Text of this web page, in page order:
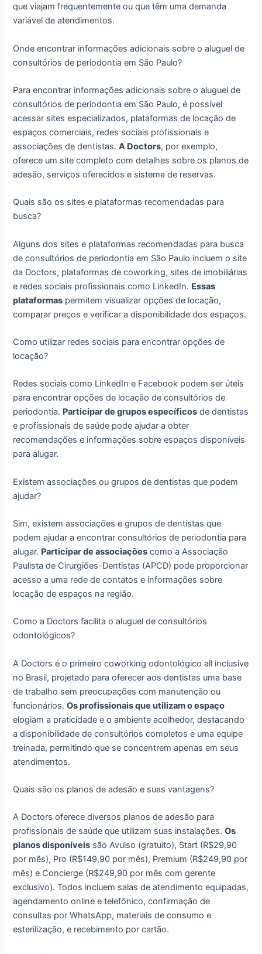
que viajam frequentemente ou que têm uma demanda
variável de atendimentos.
Onde encontrar informações adicionais sobre o aluguel de
consultórios de periodontia em São Paulo?
Para encontrar informações adicionais sobre o aluguel de
consultórios de periodontia em São Paulo, é possível
acessar sites especializados, plataformas de locação de
espaços comerciais, redes sociais profissionais e
associações de dentistas.A Doctors, por exemplo,
oferece um site completo com detalhes sobre os planos de
adesão, serviços oferecidos e sistema de reservas.
Quais são os sites e plataformas recomendadas para
busca?
Alguns dos sites e plataformas recomendadas para busca
de consultórios de periodontia em São Paulo incluem o site
da Doctors, plataformas de coworking, sites de imobiliárias
e redes sociais profissionais como LinkedIn. Essas
plataformas permitem visualizar opções de locação,
comparar preços e verificar a disponibilidade dos espaços.
Como utilizar redes sociais para encontrar opções de
locação?
Redes sociais como LinkedIn e Facebook podem ser úteis
para encontrar opções de locação de consultórios de
periodontia. Participar de grupos específicos de dentistas
e profissionais de saúde pode ajudar a obter
recomendações e informações sobre espaços disponíveis
para alugar.
Existem associações ou grupos de dentistas que podem
ajudar?
Sim, existem associações e grupos de dentistas que
podem ajudar a encontrar consultórios de periodontia para
alugar. Participar de associações como a Associação
Paulista de Cirurgiões-Dentistas (APCD) pode proporcionar
acesso a uma rede de contatos e informações sobre
locação de espaços na região.
Como a Doctors facilita o aluguel de consultórios
odontológicos?
A Doctors é o primeiro coworking odontológico all inclusive
no Brasil, projetado para oferecer aos dentistas uma base
de trabalho sem preocupações com manutenção ou
funcionários.Os profissionais que utilizam o espaço
elogiam a praticidade e o ambiente acolhedor, destacando
a disponibilidade de consultórios completos e uma equipe
treinada, permitindo que se concentrem apenas em seus
atendimentos.
Quais são os planos de adesão e suas vantagens?
A Doctors oferece diversos planos de adesão para
profissionais de saúde que utilizam suas instalações.Os
planos disponíveis são Avulso (gratuito), Start (R$29,90
por mês), Pro (R$149,90 por mês), Premium (R$249,90 por
mês) e Concierge (R$249,90 por mês com gerente
exclusivo). Todos incluem salas de atendimento equipadas,
agendamento online e telefônico, confirmação de
consultas por WhatsApp, materiais de consumo e
esterilização, e recebimento por cartão.